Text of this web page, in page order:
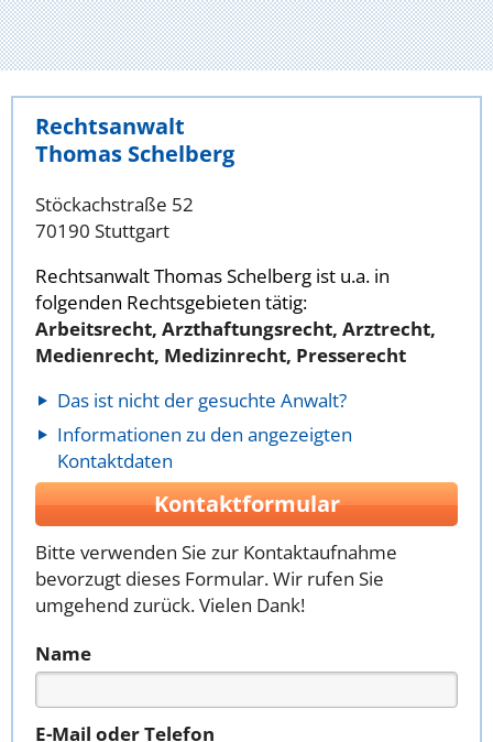
Rechtsanwalt
Thomas Schelberg
Stöckachstraße 52
70190 Stuttgart
Rechtsanwalt Thomas Schelberg ist u.a. in
folgenden Rechtsgebieten tätig:
Arbeitsrecht, Arzthaftungsrecht, Arztrecht,
Medienrecht, Medizinrecht, Presserecht
Das ist nicht der gesuchte Anwalt?
Informationen zu den angezeigten
Kontaktdaten
Kontaktformular
Bitte verwenden Sie zur Kontaktaufnahme
bevorzugt dieses Formular. Wir rufen Sie
umgehend zurück. Vielen Dank!
Name
E-Mail oder Telefon